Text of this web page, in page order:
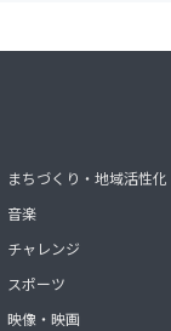
まちづくり・地域活性化
音楽
チャレンジ
スポーツ
映像・映画